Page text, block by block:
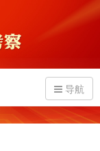
导航